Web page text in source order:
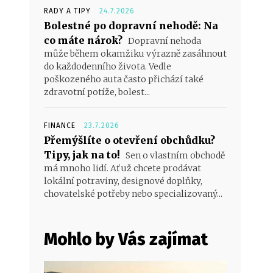
RADY A TIPY 24.7.2026
Bolestné po dopravní nehodě: Na
co máte nárok? Dopravní nehoda
může během okamžiku výrazně zasáhnout
do každodenního života. Vedle
poškozeného auta často přichází také
zdravotní potíže, bolest...
FINANCE 23.7.2026
Přemýšlíte o otevření obchůdku?
Tipy, jak na to! Sen o vlastním obchodě
má mnoho lidí. Ať už chcete prodávat
lokální potraviny, designové doplňky,
chovatelské potřeby nebo specializovaný...
Mohlo by Vás zajímat